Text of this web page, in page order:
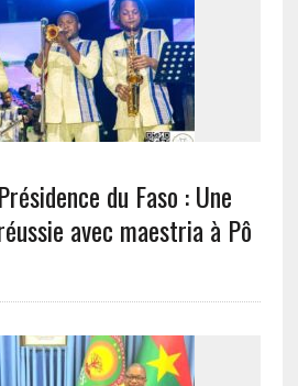
du Faso : Une
avec maestria à Pô